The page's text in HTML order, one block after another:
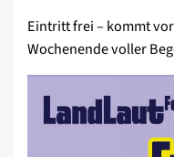
Eintritt frei – kommt
Wochenende voller